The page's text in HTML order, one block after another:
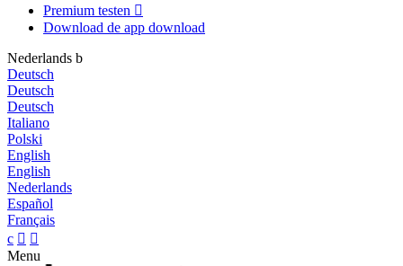
Premium testen 
Download de app download
Nederlands b
Deutsch
Deutsch
Deutsch
Italiano
Polski
English
English
Nederlands
Español
Français
c  
Menu